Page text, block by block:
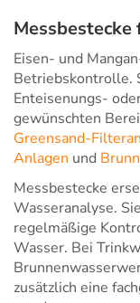
Messbestecke
Eisen- und
Betriebskontrolle.
Enteisenungs-
gewünschten
Greensand-
Anlagen und
Messbestecke
Wasseranalyse.
regelmäßige
Wasser. Bei
zusätzlich eine